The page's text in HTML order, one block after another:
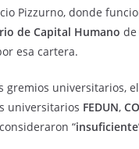
Pizzurno, donde
de Capital Humano de
esa cartera.
gremios universitarios,
universitarios FEDUN,
consideraron “insuficiente